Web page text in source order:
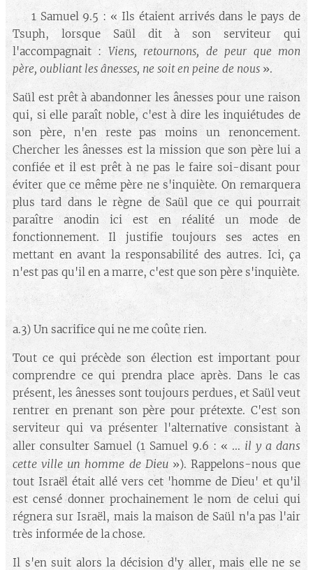
🔘 1 Samuel 9.5 : « Ils étaient arrivés dans le pays de
Tsuph, lorsque Saül dit à son serviteur qui
l'accompagnait : Viens, retournons, de peur que mon
père, oubliant les ânesses, ne soit en peine de nous ».
Saül est prêt à abandonner les ânesses pour une raison
qui, si elle paraît noble, c'est à dire les inquiétudes de
son père, n'en reste pas moins un renoncement.
Chercher les ânesses est la mission que son père lui a
confiée et il est prêt à ne pas le faire soi-disant pour
éviter que ce même père ne s'inquiète. On remarquera
plus tard dans le règne de Saül que ce qui pourrait
paraître anodin ici est en réalité un mode de
fonctionnement. Il justifie toujours ses actes en
mettant en avant la responsabilité des autres. Ici, ça
n'est pas qu'il en a marre, c'est que son père s'inquiète.
a.3) Un sacrifice qui ne me coûte rien.
Tout ce qui précède son élection est important pour
comprendre ce qui prendra place après. Dans le cas
présent, les ânesses sont toujours perdues, et Saül veut
rentrer en prenant son père pour prétexte. C'est son
serviteur qui va présenter l'alternative consistant à
aller consulter Samuel (1 Samuel 9.6 : « ... il y a dans
cette ville un homme de Dieu »). Rappelons-nous que
tout Israël était allé vers cet 'homme de Dieu' et qu'il
est censé donner prochainement le nom de celui qui
régnera sur Israël, mais la maison de Saül n'a pas l'air
très informée de la chose.
Il s'en suit alors la décision d'y aller, mais elle ne se